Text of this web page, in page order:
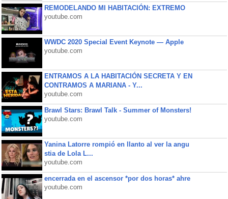
REMODELANDO MI HABITACIÓN: EXTREMO
youtube.com
WWDC 2020 Special Event Keynote — Apple
youtube.com
ENTRAMOS A LA HABITACIÓN SECRETA Y EN
CONTRAMOS A MARIANA - Y...
youtube.com
Brawl Stars: Brawl Talk - Summer of Monsters!
youtube.com
Yanina Latorre rompió en llanto al ver la angu
stia de Lola L...
youtube.com
encerrada en el ascensor *por dos horas* ahre
youtube.com